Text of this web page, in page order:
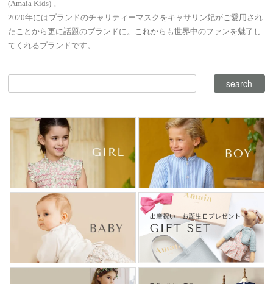
(Amaia Kids) 。
2020年にはブランドのチャリティーマスクをキャサリン妃がご愛用され
たことから更に話題のブランドに。これからも世界中のファンを魅了し
てくれるブランドです。